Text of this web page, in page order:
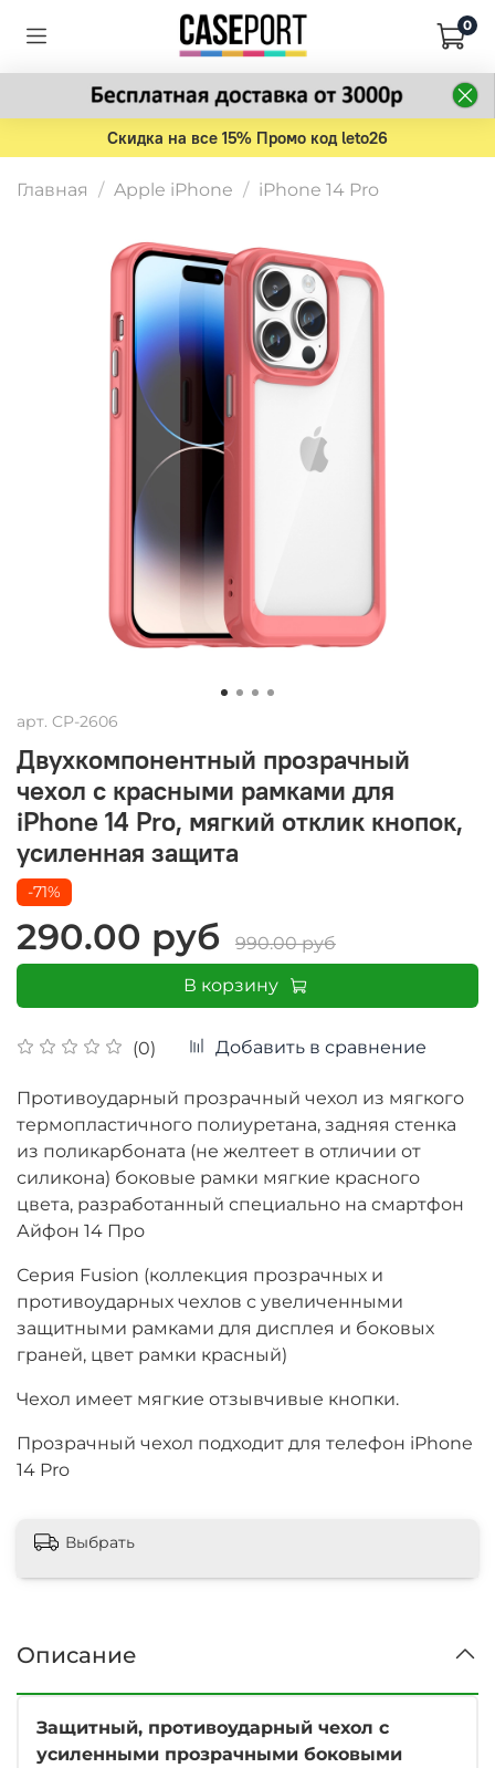
0
Скидка на все 15% Промо код leto26
Главная Apple iPhone iPhone 14 Pro
арт. CP-2606
Двухкомпонентный прозрачный
чехол с красными рамками для
iPhone 14 Pro, мягкий отклик кнопок,
усиленная защита
(0) Добавить в сравнение
-71%
290.00 руб
990.00 руб
В корзину
Противоударный прозрачный чехол из мягкого
термопластичного полиуретана, задняя стенка
из поликарбоната (не желтеет в отличии от
силикона) боковые рамки мягкие красного
цвета, разработанный специально на смартфон
Айфон 14 Про
Серия Fusion (коллекция прозрачных и
противоударных чехлов с увеличенными
защитными рамками для дисплея и боковых
граней, цвет рамки красный)
Чехол имеет мягкие отзывчивые кнопки.
Прозрачный чехол подходит для телефон iPhone
14 Pro
Выбрать
Описание
Защитный, противоударный чехол с
усиленными прозрачными боковыми